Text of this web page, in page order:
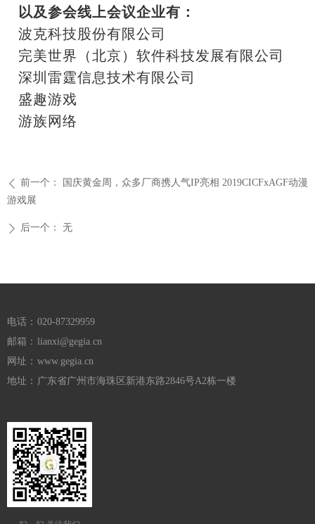
ꄴ 前一个：
国庆黄金周，众多厂商携人气IP亮相 2019CICFxAGF动漫
游戏展
ꄲ 后一个： 无
以及参会线上会议企业有：
波克科技股份有限公司
完美世界（北京）软件科技发展有限公司
深圳雷霆信息技术有限公司
盛趣游戏
游族网络
电话： 020-87329959
邮箱： lianxi@gegia.cn
网址： www.gegia.cn
地址： 广东省广州市海珠区新港东路2846号A2栋一楼